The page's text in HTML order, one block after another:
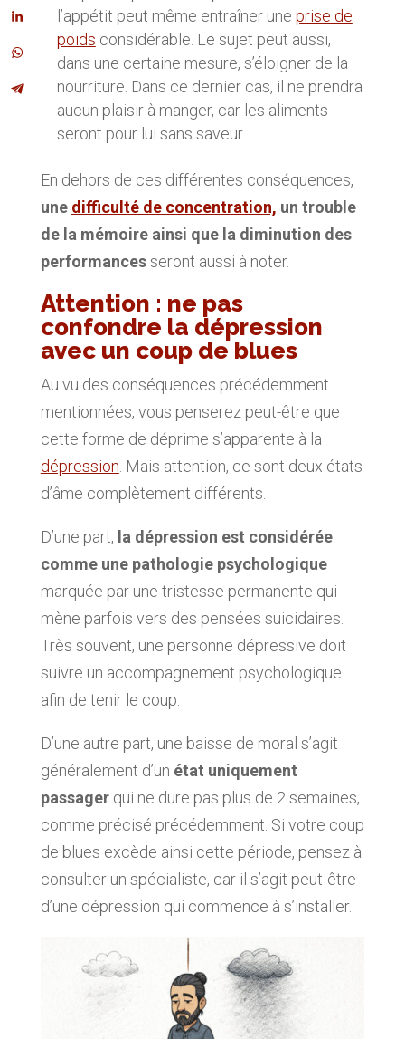
l’appétit peut même entraîner une prise de
poids considérable. Le sujet peut aussi,
dans une certaine mesure, s’éloigner de la
nourriture. Dans ce dernier cas, il ne prendra
aucun plaisir à manger, car les aliments
seront pour lui sans saveur.
En dehors de ces différentes conséquences,
une difficulté de concentration, un trouble
de la mémoire ainsi que la diminution des
performancesseront aussi à noter.
Attention : ne pas
confondre la dépression
avec un coup de blues
Au vu des conséquences précédemment
mentionnées, vous penserez peut-être que
cette forme de déprime s’apparente à la
dépression. Mais attention, ce sont deux états
d’âme complètement différents.
D’une part, la dépression est considérée
comme une pathologie psychologique
marquée par une tristesse permanente qui
mène parfois vers des pensées suicidaires.
Très souvent, une personne dépressive doit
suivre un accompagnement psychologique
afin de tenir le coup.
D’une autre part, une baisse de moral s’agit
généralement d’un état uniquement
passagerqui ne dure pas plus de 2 semaines,
comme précisé précédemment. Si votre coup
de blues excède ainsi cette période, pensez à
consulter un spécialiste, car il s’agit peut-être
d’une dépression qui commence à s’installer.